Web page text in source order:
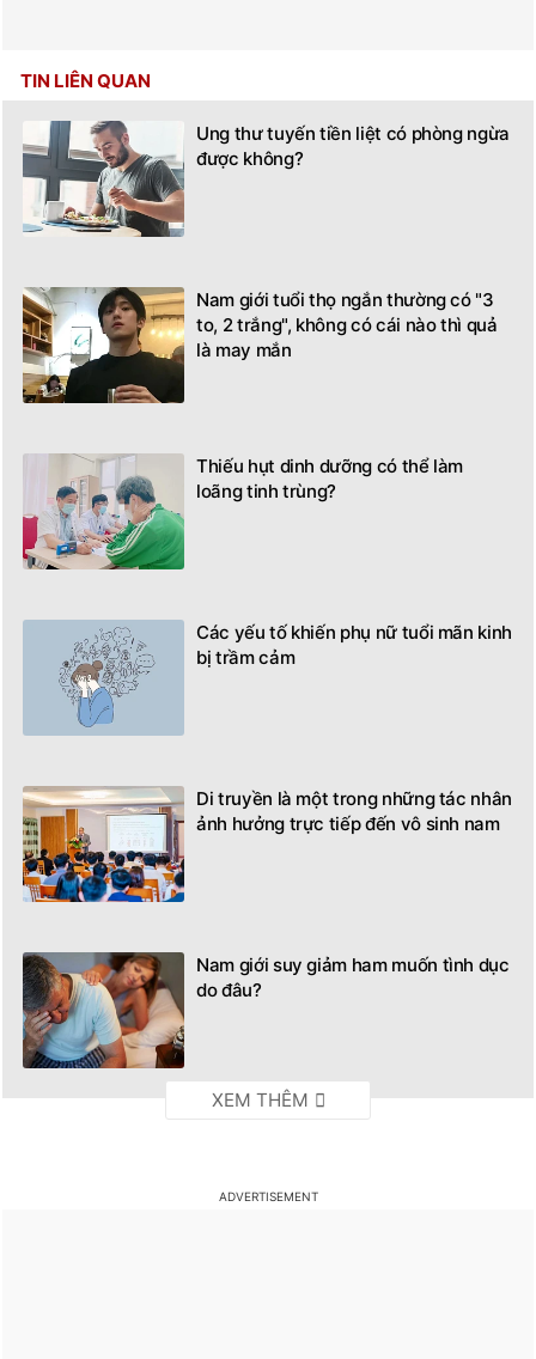
TIN LIÊN QUAN
Ung thư tuyến tiền liệt có phòng ngừa
được không?
Nam giới tuổi thọ ngắn thường có "3
to, 2 trắng", không có cái nào thì quả
là may mắn
Thiếu hụt dinh dưỡng có thể làm
loãng tinh trùng?
Các yếu tố khiến phụ nữ tuổi mãn kinh
bị trầm cảm
Di truyền là một trong những tác nhân
ảnh hưởng trực tiếp đến vô sinh nam
Nam giới suy giảm ham muốn tình dục
do đâu?